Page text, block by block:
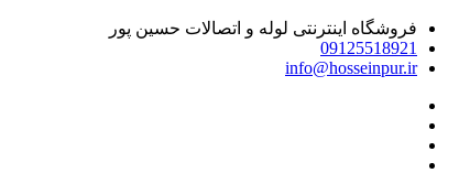
فروشگاه اینترنتی لوله و اتصالات حسین پور
09125518921
info@hosseinpur.ir